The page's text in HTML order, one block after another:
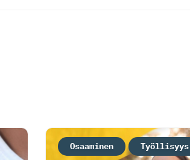
Osaaminen Työllisyys